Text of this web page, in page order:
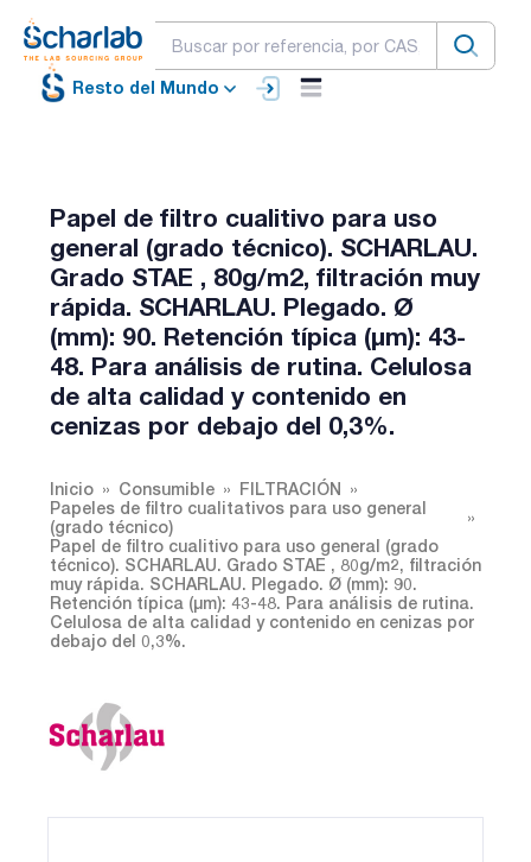
Resto del Mundo
Papel de filtro cualitivo para uso
general (grado técnico). SCHARLAU.
Grado STAE , 80g/m2, filtración muy
rápida. SCHARLAU. Plegado. Ø
(mm): 90. Retención típica (µm): 43-
48. Para análisis de rutina. Celulosa
de alta calidad y contenido en
cenizas por debajo del 0,3%.
Inicio Consumible
FILTRACIÓN
Papeles de filtro cualitativos para uso general
(grado técnico)
Papel de filtro cualitivo para uso general (grado
técnico). SCHARLAU. Grado STAE , 80g/m2, filtración
muy rápida. SCHARLAU. Plegado. Ø (mm): 90.
Retención típica (µm): 43-48. Para análisis de rutina.
Celulosa de alta calidad y contenido en cenizas por
debajo del 0,3%.